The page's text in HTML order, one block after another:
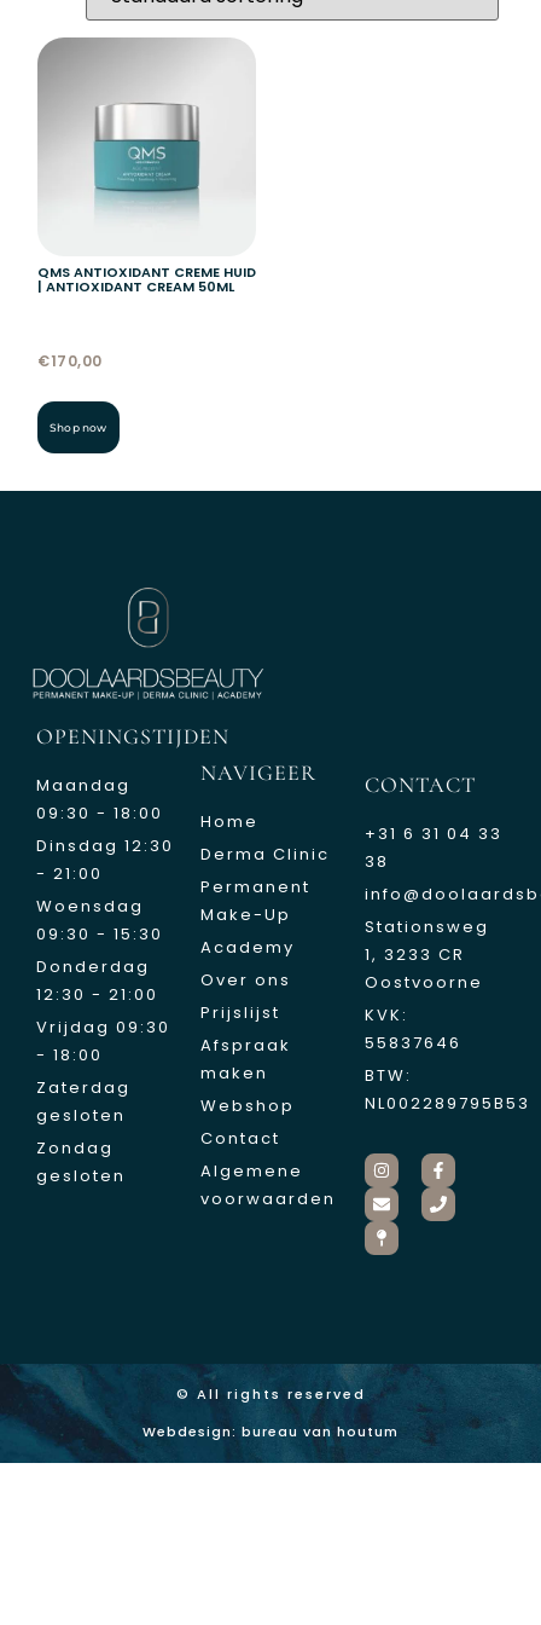
QMS ANTIOXIDANT CREME HUID
| ANTIOXIDANT CREAM 50ML
€170,00
Shop now
OPENINGSTIJDEN
Maandag
09:30 - 18:00
Dinsdag 12:30
- 21:00
Woensdag
09:30 - 15:30
Donderdag
12:30 - 21:00
Vrijdag 09:30
- 18:00
Zaterdag
gesloten
Zondag
gesloten
NAVIGEER
Home
Derma Clinic
Permanent
Make-Up
Academy
Over ons
Prijslijst
Afspraak
maken
Webshop
Contact
Algemene
voorwaarden
CONTACT
+31 6 31 04 33
38
Stationsweg
1, 3233 CR
Oostvoorne
KVK:
55837646
BTW:
NL002289795B53
© All rights reserved
Webdesign: bureau van houtum